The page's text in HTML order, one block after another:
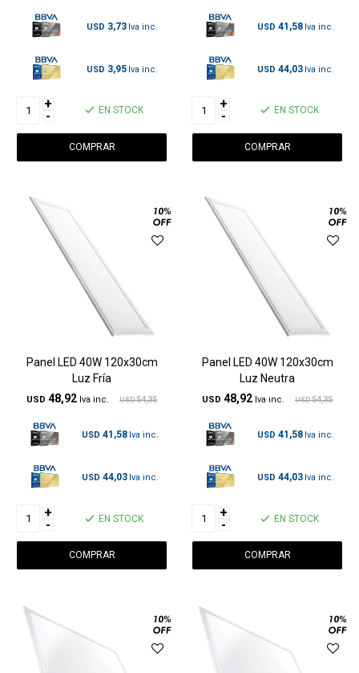
USD 3,73
USD 3,95
+
- EN STOCK
USD 41,58
USD 44,03
+
- EN STOCK
Panel LED 40W 120x30cm
Luz Fría
USD 48,92 USD 54,35
USD 41,58
USD 44,03
+
- EN STOCK
Panel LED 40W 120x30cm
Luz Neutra
USD 48,92 USD 54,35
USD 41,58
USD 44,03
+
- EN STOCK